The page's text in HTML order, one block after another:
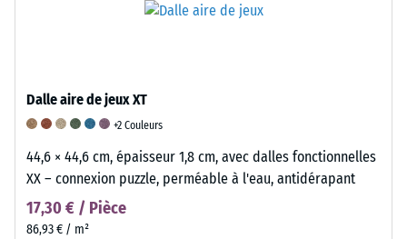
Dalle aire de jeux XT
+2 Couleurs
44,6 × 44,6 cm, épaisseur 1,8 cm, avec dalles fonctionnelles
XX – connexion puzzle, perméable à l'eau, antidérapant
17,30 € / Pièce
86,93 € / m²